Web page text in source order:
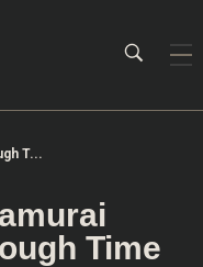
T...
Time